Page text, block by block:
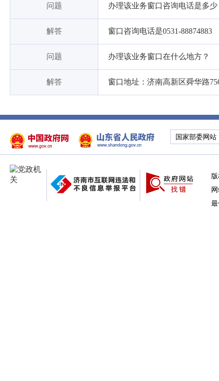
问题 办理该业务窗口咨询电话是多少
解答 窗口咨询电话是0531-88874883
问题 办理该业务窗口在什么地方？
解答 窗口地址：济南高新区舜华路
国家部委网站